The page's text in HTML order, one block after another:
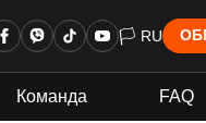
🏳 RU
Команда FAQ